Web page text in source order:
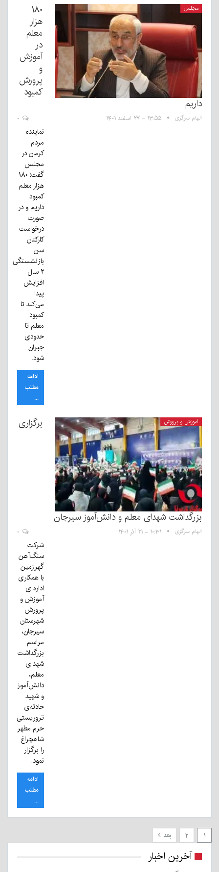
مجلس
۱۸۰
هزار
معلم
در
آموزش
و
پرورش
کمبود
داریم
الهام سرگزی ۱۳:۵۵ - ۲۷ اسفند ۱۴۰۱
نماینده
مردم
کرمان در
مجلس
گفت: ۱۸۰
هزار معلم
کمبود
داریم و در
صورت
درخواست
کارکنان
سن
بازنشستگی
۲ سال
افزایش
پیدا
می‌کند تا
کمبود
معلم تا
حدودی
جبران
شود.
ادامه
مطلب
...
آموزش و پرورش برگزاری
بزرگداشت شهدای معلم و دانش‌آموز سیرجان
الهام سرگزی ۱۰:۳۱ - ۲۱ آذر ۱۴۰۱
شرکت
سنگ‌آهن
گهرزمین
با همکاری
اداره ی
آموزش و
پرورش
شهرستان
سیرجان،
مراسم
بزرگداشت
شهدای
معلم،
دانش‌آموز
و شهید
حادثه‌ی
تروریستی
حرم مطهر
شاهچراغ
را برگزار
نمود.
ادامه
مطلب
...
۱ ۲ بعد
آخرین اخبار